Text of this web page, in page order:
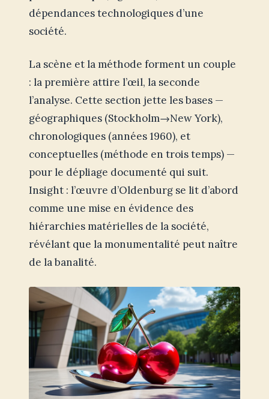
dépendances technologiques d’une
société.
La scène et la méthode forment un couple
: la première attire l’œil, la seconde
l’analyse. Cette section jette les bases —
géographiques (Stockholm→New York),
chronologiques (années 1960), et
conceptuelles (méthode en trois temps) —
pour le dépliage documenté qui suit.
Insight : l’œuvre d’Oldenburg se lit d’abord
comme une mise en évidence des
hiérarchies matérielles de la société,
révélant que la monumentalité peut naître
de la banalité.